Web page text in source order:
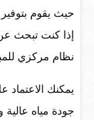
حيث يقوم بتوفير
إذا كنت تبحث
نظام مركزي
يمكنك
جودة مياه